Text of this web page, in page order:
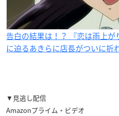
告白の結果は！？ 『恋は雨上
に迫るあきらに店長がついに折
▼見逃し配信
Amazonプライム・ビデオ